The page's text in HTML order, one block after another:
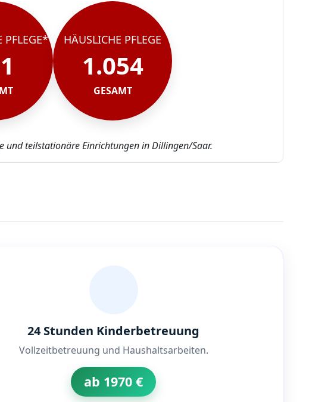
PFLEGE* HÄUSLICHE PFLEGE
1.054
GESAMT
und teilstationäre Einrichtungen in Dillingen/Saar.
24 Stunden Kinderbetreuung
Vollzeitbetreuung und Haushaltsarbeiten.
ab 1970 €